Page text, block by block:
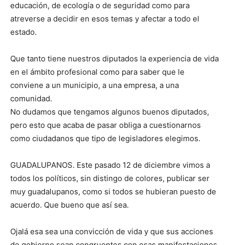
educación, de ecología o de seguridad como para
atreverse a decidir en esos temas y afectar a todo el
estado.
Que tanto tiene nuestros diputados la experiencia de vida
en el ámbito profesional como para saber que le
conviene a un municipio, a una empresa, a una
comunidad.
No dudamos que tengamos algunos buenos diputados,
pero esto que acaba de pasar obliga a cuestionarnos
como ciudadanos que tipo de legisladores elegimos.
GUADALUPANOS. Este pasado 12 de diciembre vimos a
todos los políticos, sin distingo de colores, publicar ser
muy guadalupanos, como si todos se hubieran puesto de
acuerdo. Que bueno que así sea.
Ojalá esa sea una convicción de vida y que sus acciones